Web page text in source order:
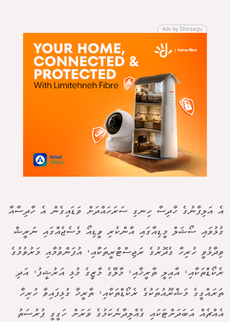
Adv by Dhiraagu
އެ އަލިފާނުގެ ހާދިސާ ހިނގި ސަރަހައްދަށް ވަޑައިގެން އެ ހާދިސާއާ
ގުޅުވައި ސޯޝަލް މީޑިއާގައި އާންކުރި ވީޑިއޯ މެސެޖެއްގައި ނަރީޝް
ވިދާޅުވީ ހުރިހާ ގެދޮރުގެ ރަޖިސްޓްރީތަކާއި، އުފަންވުމާއި މަރުވުމުގެ
ރެކޯޑްތަކާއި، އާއިލީ ތާރީޚާއި، މާލޭގެ މާޒީގެ މުޅި އަރުޝީފު، އަދި
ތަރައްގީގެ މަޝްރޫއުތަކުގެ ރެކޯޑްތަކާއި، ތާރީޚާ ގުޅިފައިވާ ހުރިހާ
އެއްޗެއް އަބަދަށްޓަކައި ގެއްލިދާނެކަމުގެ ވަރަށް ހަގީގީ ފުރުސަތު